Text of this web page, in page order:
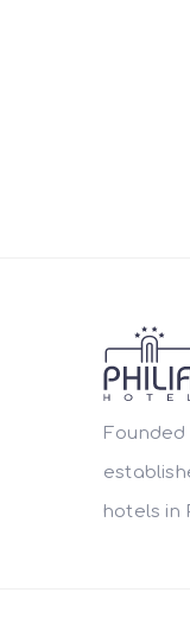
Founded
hotels in